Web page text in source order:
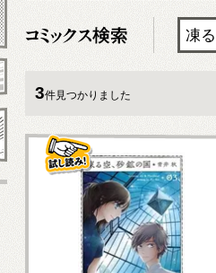
3件見つかりました